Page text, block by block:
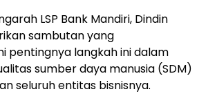
LSP Bank Mandiri, Dindin
sambutan yang
pentingnya langkah ini dalam
sumber daya manusia (SDM)
seluruh entitas bisnisnya.